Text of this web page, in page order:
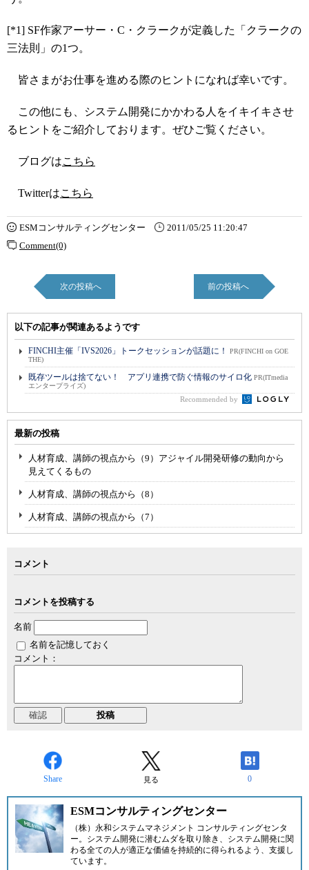
[*1] SF作家アーサー・C・クラークが定義した「クラークの
三法則」の1つ。
皆さまがお仕事を進める際のヒントになれば幸いです。
この他にも、システム開発にかかわる人をイキイキさせ
るヒントをご紹介しております。ぜひご覧ください。
ブログはこちら
Twitterはこちら
ESMコンサルティングセンター
2011/05/25 11:20:47
Comment(0)
次の投稿へ 前の投稿へ
以下の記事が関連あるようです
FINCHI主催「IVS2026」トークセッションが話題に！
PR(FINCHI on GOE
THE)
既存ツールは捨てない！ アプリ連携で防ぐ情報のサイロ化 PR(ITmedia
エンタープライズ)
Recommended by
最新の投稿
人材育成、講師の視点から（9）アジャイル開発研修の動向から
見えてくるもの
人材育成、講師の視点から（8）
人材育成、講師の視点から（7）
コメント
コメントを投稿する
名前
名前を記憶しておく
コメント：
Share 見る 0
ESMコンサルティングセンター
（株）永和システムマネジメント コンサルティングセンタ
ー。システム開発に潜むムダを取り除き、システム開発に関
わる全ての人が適正な価値を持続的に得られるよう、支援し
ています。